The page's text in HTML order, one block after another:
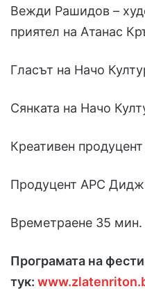
Вежди Рашидов –
приятел на Атанас
Гласът на Начо
Сянката на Начо
Креативен
Продуцент АРС
Времетраене 35 мин.
Програмата на
тук: